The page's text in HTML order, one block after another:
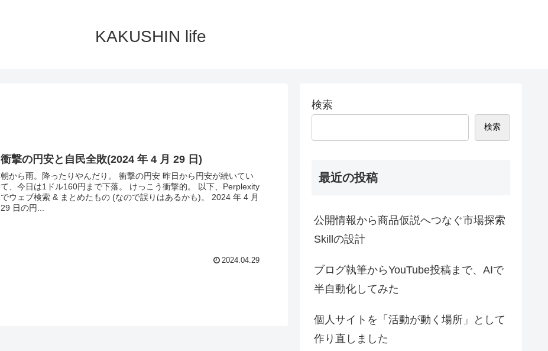
KAKUSHIN life
衝撃の円安と自民全敗(2024 年 4 月 29 日)
朝から雨。降ったりやんだり。 衝撃の円安 昨日から円安が続いてい
て、今日は1ドル160円まで下落。 けっこう衝撃的。 以下、Perplexity
でウェブ検索 & まとめたもの (なので誤りはあるかも)。 2024 年 4 月
29 日の円...
2024.04.29
検索
検索
最近の投稿
公開情報から商品仮説へつなぐ市場探索
Skillの設計
ブログ執筆からYouTube投稿まで、AIで
半自動化してみた
個人サイトを「活動が動く場所」として
作り直しました